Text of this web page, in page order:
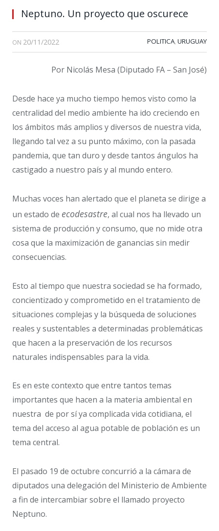
Neptuno. Un proyecto que oscurece
ON 20/11/2022 POLITICA, URUGUAY
Por Nicolás Mesa (Diputado FA – San José)
Desde hace ya mucho tiempo hemos visto como la
centralidad del medio ambiente ha ido creciendo en
los ámbitos más amplios y diversos de nuestra vida,
llegando tal vez a su punto máximo, con la pasada
pandemia, que tan duro y desde tantos ángulos ha
castigado a nuestro país y al mundo entero.
Muchas voces han alertado que el planeta se dirige a
un estado de ecodesastre, al cual nos ha llevado un
sistema de producción y consumo, que no mide otra
cosa que la maximización de ganancias sin medir
consecuencias.
Esto al tiempo que nuestra sociedad se ha formado,
concientizado y comprometido en el tratamiento de
situaciones complejas y la búsqueda de soluciones
reales y sustentables a determinadas problemáticas
que hacen a la preservación de los recursos
naturales indispensables para la vida.
Es en este contexto que entre tantos temas
importantes que hacen a la materia ambiental en
nuestra de por sí ya complicada vida cotidiana, el
tema del acceso al agua potable de población es un
tema central.
El pasado 19 de octubre concurrió a la cámara de
diputados una delegación del Ministerio de Ambiente
a fin de intercambiar sobre el llamado proyecto
Neptuno.